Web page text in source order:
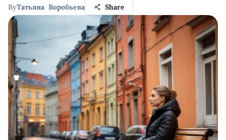
ByТатьяна Воробьева Share